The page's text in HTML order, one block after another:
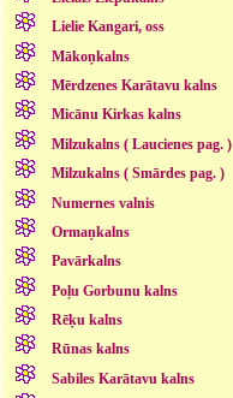
Lielie Kangari, oss
Mākoņkalns
Mērdzenes Karātavu kalns
Micānu Kirkas kalns
Milzukalns ( Laucienes pag. )
Milzukalns ( Smārdes pag. )
Numernes valnis
Ormaņkalns
Pavārkalns
Poļu Gorbunu kalns
Rēķu kalns
Rūnas kalns
Sabiles Karātavu kalns